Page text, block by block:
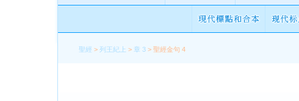
聖經 >列王紀上 > 章 3 > 聖經金句 4